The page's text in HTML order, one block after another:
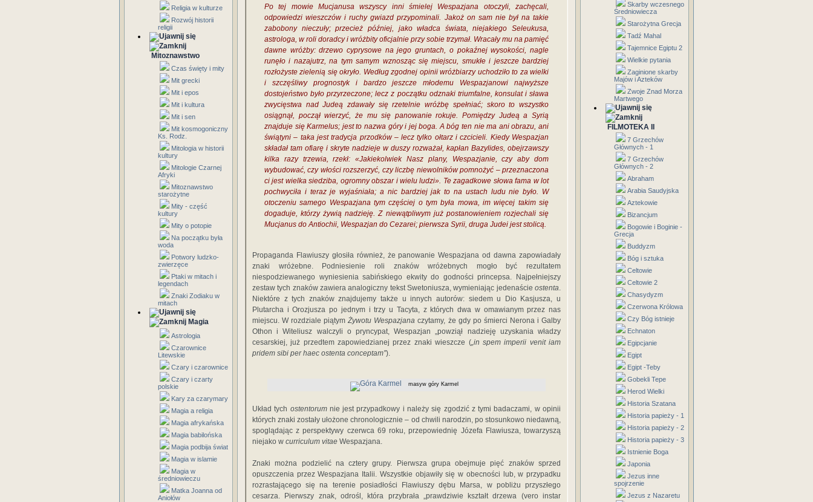
Religia w kulturze
Rozwój historii
religii
Mitoznawstwo
Czas święty i mity
Mit grecki
Mit i epos
Mit i kultura
Mit i sen
Mit kosmogoniczny
Ks. Rodz.
Mitologia w historii
kultury
Mitologie Czarnej
Afryki
Mitoznawstwo
starożytne
Mity - część
kultury
Mity o potopie
Na początku była
woda
Potwory ludzko-
zwierzęce
Ptaki w mitach i
legendach
Znaki Zodiaku w
mitach
Magia
Astrologia
Czarownice
Litewskie
Czary i czarownice
Czary i czarty
polskie
Kary za czarymary
Magia a religia
Magia afrykańska
Magia babilońska
Magia podbija świat
Magia w islamie
Magia w
średniowieczu
Matka Joanna od
Aniołów
Po tej mowie Mucjanusa wszyscy inni śmielej Wespazjana otoczyli, zachęcali,
odpowiedzi wieszczów i ruchy gwiazd przypominali. Jakoż on sam nie był na takie
zabobony nieczuły; przecież później, jako władca świata, niejakiego Seleukusa,
astrologa, w roli doradcy i wróżbity oficjalnie przy sobie trzymał. Wracały mu na pamięć
dawne wróżby: drzewo cyprysowe na jego gruntach, o pokaźnej wysokości, nagle
runęło i nazajutrz, na tym samym wznosząc się miejscu, smukłe i jeszcze bardziej
rozłożyste zielenią się okryło. Według zgodnej opinii wróżbiarzy uchodziło to za wielki
i szczęśliwy prognostyk i bardzo jeszcze młodemu Wespazjanowi najwyższe
dostojeństwo było przyrzeczone; lecz z początku odznaki triumfalne, konsulat i sława
zwycięstwa nad Judeą zdawały się rzetelnie wróżbę spełniać; skoro to wszystko
osiągnął, począł wierzyć, że mu się panowanie rokuje. Pomiędzy Judeą a Syrią
znajduje się Karmelus; jest to nazwa góry i jej boga. A bóg ten nie ma ani obrazu, ani
świątyni – taka jest tradycja przodków – lecz tylko ołtarz i czcicieli. Kiedy Wespazjan
składał tam ofiarę i skryte nadzieje w duszy rozważał, kapłan Bazylides, obejrzawszy
kilka razy trzewia, rzekł: «Jakiekolwiek Nasz plany, Wespazjanie, czy aby dom
wybudować, czy włości rozszerzyć, czy liczbę niewolników pomnożyć – przeznaczona
ci jest wielka siedziba, ogromny obszar i wielu ludzi». Te zagadkowe słowa fama w lot
pochwyciła i teraz je wyjaśniała; a nic bardziej jak to na ustach ludu nie było. W
otoczeniu samego Wespazjana tym częściej o tym była mowa, im więcej takim się
dogaduje, którzy żywią nadzieję. Z niewątpliwym już postanowieniem rozjechali się
Mucjanus do Antiochii, Wespazjan do Cezarei; pierwsza Syrii, druga Judei jest stolicą.
Propaganda Flawiuszy głosiła również, że panowanie Wespazjana od dawna zapowiadały
znaki wróżebne. Podniesienie roli znaków wróżebnych mogło być rezultatem
niespodziewanego wyniesienia sabińskiego ekwity do godności princepsa. Najpełniejszy
zestaw tych znaków zawiera analogiczny tekst Swetoniusza, wymieniając jedenaście ostenta.
Niektóre z tych znaków znajdujemy także u innych autorów: siedem u Dio Kasjusza, u
Plutarcha i Orozjusza po jednym i trzy u Tacyta, z których dwa w omawianym przez nas
miejscu. W rozdziale piątymŻywotu Wespazjana czytamy, że gdy po śmierci Nerona i Galby
Othon i Witeliusz walczyli o pryncypat, Wespazjan „powziął nadzieję uzyskania władzy
cesarskiej, już przedtem zapowiedzianej przez znaki wieszcze („in spem imperii venit iam
pridem sibi per haec ostenta conceptam”).
masyw góry Karmel
Układ tych ostentorumnie jest przypadkowy i należy się zgodzić z tymi badaczami, w opinii
których znaki zostały ułożone chronologicznie – od chwili narodzin, po stosunkowo niedawną,
spoglądając z perspektywy czerwca 69 roku, przepowiednię Józefa Flawiusza, towarzyszą
niejako w curriculum vitae Wespazjana.
Znaki można podzielić na cztery grupy. Pierwsza grupa obejmuje pięć znaków sprzed
opuszczenia przez Wespazjana Italii. Wszystkie objawiły się w obecności lub, w przypadku
rozrastającego się na terenie posiadłości Flawiuszy dębu Marsa, w pobliżu przyszłego
cesarza. Pierwszy znak, odrośl, która przybrała „prawdziwie kształt drzewa (vero instar
Skarby wczesnego
Średniowiecza
Starożytna Grecja
Tadź Mahal
Tajemnice Egiptu 2
Wielkie pytania
Zaginione skarby
Majów i Azteków
Zwoje Znad Morza
Martwego
FILMOTEKA II
7 Grzechów
Głównych - 1
7 Grzechów
Głównych - 2
Abraham
Arabia Saudyjska
Aztekowie
Bizancjum
Bogowie i Boginie -
Grecja
Buddyzm
Bóg i sztuka
Celtowie
Celtowie 2
Chasydyzm
Czerwona Królowa
Czy Bóg istnieje
Echnaton
Egipcjanie
Egipt
Egipt -Teby
Gobekli Tepe
Herod Wielki
Historia Szatana
Historia papieży - 1
Historia papieży - 2
Historia papieży - 3
Istnienie Boga
Japonia
Jezus inne
spojrzenie
Jezus z Nazaretu